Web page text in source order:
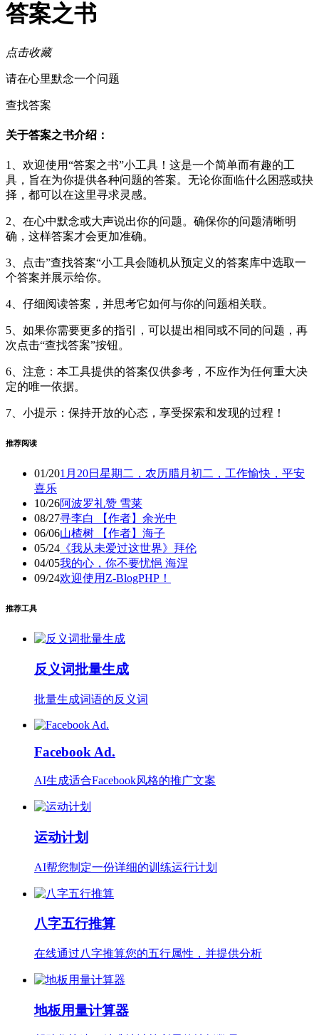
答案之书
点击收藏
请在心里默念一个问题
查找答案
关于答案之书介绍：
1、欢迎使用“答案之书”小工具！这是一个简单而有趣的工
具，旨在为你提供各种问题的答案。无论你面临什么困惑或抉
择，都可以在这里寻求灵感。
2、在心中默念或大声说出你的问题。确保你的问题清晰明
确，这样答案才会更加准确。
3、点击”查找答案“小工具会随机从预定义的答案库中选取一
个答案并展示给你。
4、仔细阅读答案，并思考它如何与你的问题相关联。
5、如果你需要更多的指引，可以提出相同或不同的问题，再
次点击“查找答案”按钮。
6、注意：本工具提供的答案仅供参考，不应作为任何重大决
定的唯一依据。
7、小提示：保持开放的心态，享受探索和发现的过程！
推荐阅读
01/201月20日星期二，农历腊月初二，工作愉快，平安
喜乐
10/26阿波罗礼赞 雪莱
08/27寻李白 【作者】余光中
06/06山楂树 【作者】海子
05/24 《我从未爱过这世界》拜伦
04/05我的心，你不要忧悒 海涅
09/24欢迎使用Z-BlogPHP！
推荐工具
反义词批量生成
批量生成词语的反义词
Facebook Ad.
AI生成适合Facebook风格的推广文案
运动计划
AI帮您制定一份详细的训练运行计划
八字五行推算
在线通过八字推算您的五行属性，并提供分析
地板用量计算器